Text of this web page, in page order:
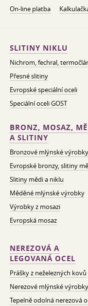
On-line platba
SLITINY NIKLU
Nichrom, fechral,
Přesné slitiny
Evropské speciální oceli
Speciální oceli GOST
BRONZ, MOSAZ,
A SLITINY
Bronzové mlýnské výrobky
Evropské bronzy, slitiny
Slitiny mědi a niklu
Měděné mlýnské výrobky
Výrobky z mosazi
Evropská mosaz
NEREZOVÁ A
LEGOVANÁ OCEL
Prášky z neželezných kovů
Nerezové mlýnské výrobky
Tepelně odolná nerezová